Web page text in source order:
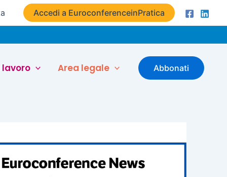
Accedi a EuroconferenceinPratica
lavoro Area legale Abbonati